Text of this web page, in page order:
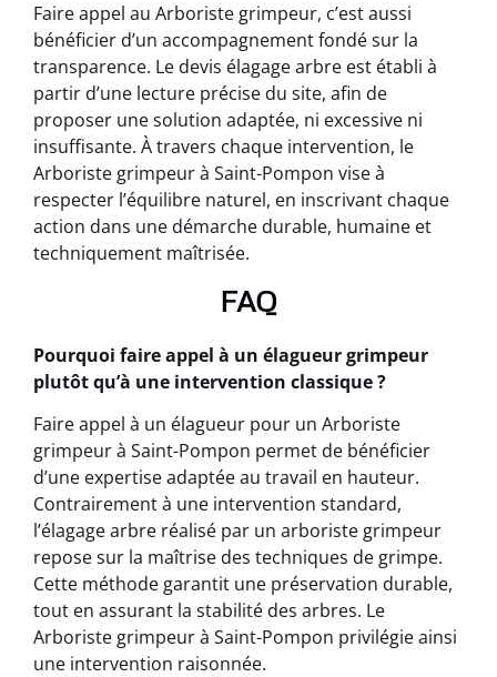
Faire appel au Arboriste grimpeur, c’est aussi
bénéficier d’un accompagnement fondé sur la
transparence. Le devis élagage arbre est établi à
partir d’une lecture précise du site, afin de
proposer une solution adaptée, ni excessive ni
insuffisante. À travers chaque intervention, le
Arboriste grimpeur à Saint-Pompon vise à
respecter l’équilibre naturel, en inscrivant chaque
action dans une démarche durable, humaine et
techniquement maîtrisée.
FAQ
Pourquoi faire appel à un élagueur grimpeur
plutôt qu’à une intervention classique ?
Faire appel à un élagueur pour un Arboriste
grimpeur à Saint-Pompon permet de bénéficier
d’une expertise adaptée au travail en hauteur.
Contrairement à une intervention standard,
l’élagage arbre réalisé par un arboriste grimpeur
repose sur la maîtrise des techniques de grimpe.
Cette méthode garantit une préservation durable,
tout en assurant la stabilité des arbres. Le
Arboriste grimpeur à Saint-Pompon privilégie ainsi
une intervention raisonnée.